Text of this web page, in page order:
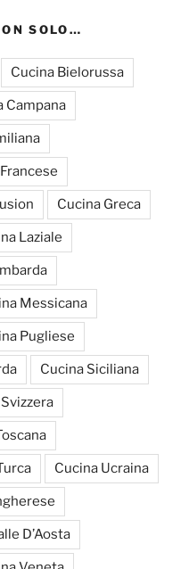
SOLO…
Cucina Bielorussa
Campana
Cucina Greca
Laziale
Messicana
Pugliese
Cucina Siciliana
Cucina Ucraina
D’Aosta